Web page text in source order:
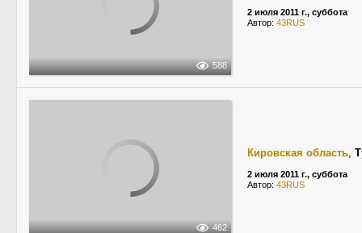
588
2 июля 2011 г., суббота
Автор: 43RUS
462
Кировская область,
2 июля 2011 г., суббота
Автор: 43RUS